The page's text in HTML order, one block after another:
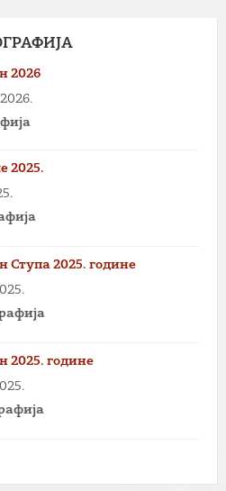
2026
2025.
Ступа 2025. године
2025. године